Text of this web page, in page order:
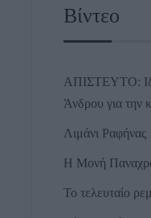
Βίντεο
ΑΠΙΣΤΕΥΤΟ:
Άνδρου για την
Λιμάνι Ραφήνας
Η Μονή
Το τελευταίο